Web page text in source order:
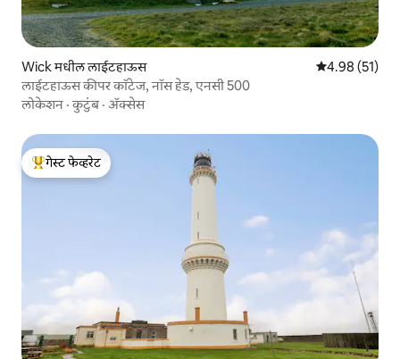
Wick मधील लाईटहाऊस 5 पैकी 4.98
4.98 (51)
लाईटहाऊस कीपर कॉटेज, नॉस हेड, एनसी 500
लोकेशन ·कुटुंब· ॲक्सेस
टॉप गेस्ट फेव्हरेट
गेस्ट फेव्हरेट